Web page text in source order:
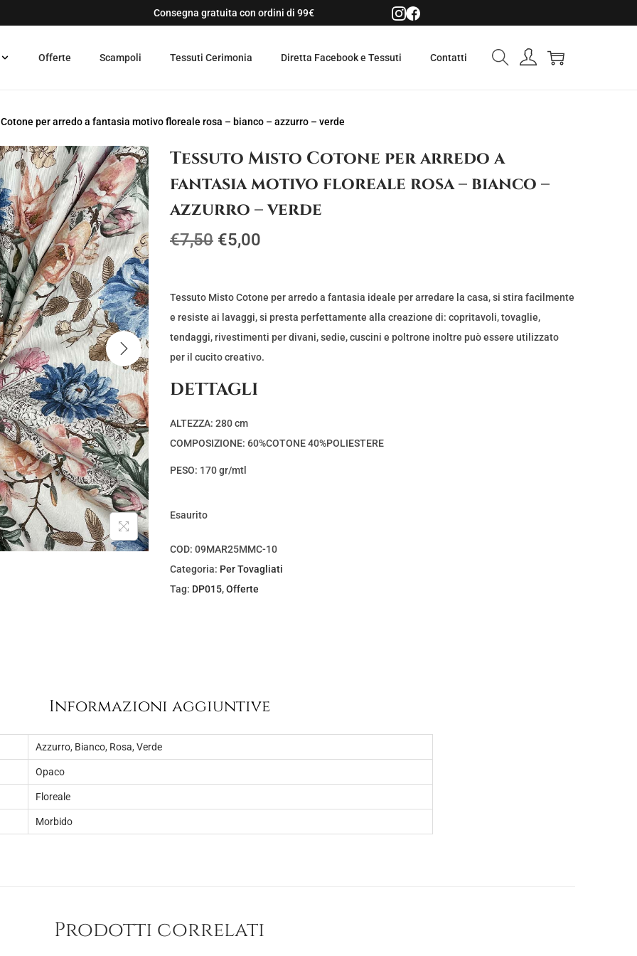
Consegna gratuita con ordini di 99€
Offerte Scampoli Tessuti Cerimonia Diretta Facebook e Tessuti Contatti
per arredo a fantasia motivo floreale rosa – bianco – azzurro – verde
Tessuto Misto Cotone per arredo a
fantasia motivo floreale rosa – bianco –
azzurro – verde
€7,50 I
r
e
z
z
o
o
r
i
i
e
e
r
5
0
.
€5,00
r
e
z
z
t
:
€
Tessuto Misto Cotone per arredo a fantasia ideale per arredare la casa, si stira facilmente
e resiste ai lavaggi, si presta perfettamente alla creazione di: copritavoli, tovaglie,
tendaggi, rivestimenti per divani, sedie, cuscini e poltrone inoltre può essere utilizzato
per il cucito creativo.
DETTAGLI
ALTEZZA: 280 cm
COMPOSIZIONE: 60%COTONE 40%POLIESTERE
PESO: 170 gr/mtl
Esaurito
COD: 09MAR25MMC-10
Categoria: Per Tovagliati
Tag: DP015,Offerte
Informazioni aggiuntive
Azzurro, Bianco, Rosa, Verde
Opaco
Floreale
Morbido
Prodotti correlati